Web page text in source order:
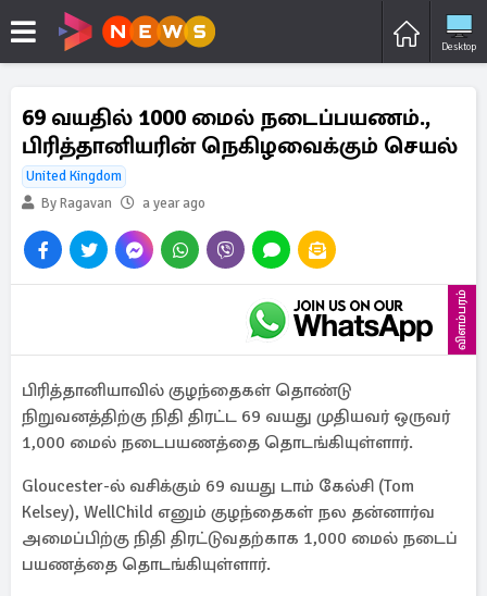
Desktop
69 வயதில் 1000 மைல் நடைப்பயணம்.,
பிரித்தானியரின் நெகிழவைக்கும் செயல்
United Kingdom
By Ragavan
a year ago
விளம்பரம்
பிரித்தானியாவில் குழந்தைகள் தொண்டு
நிறுவனத்திற்கு நிதி திரட்ட 69 வயது முதியவர் ஒருவர்
1,000 மைல் நடைபயணத்தை தொடங்கியுள்ளார்.
Gloucester-ல் வசிக்கும் 69 வயது டாம் கேல்சி (Tom
Kelsey), WellChild எனும் குழந்தைகள் நல தன்னார்வ
அமைப்பிற்கு நிதி திரட்டுவதற்காக 1,000 மைல் நடைப்
பயணத்தை தொடங்கியுள்ளார்.